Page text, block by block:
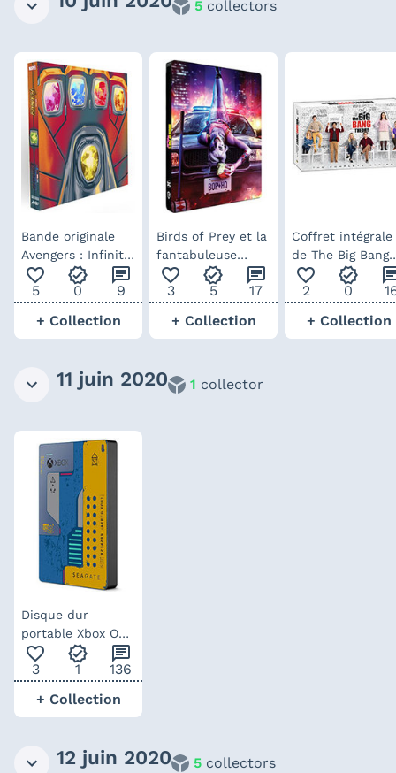
5 collectors
Bande originale
Avengers : Infinity
War + Endgame –
Box Set 6 vinyle
favorite_outline
5
verified
0
chat
9
+ Collection
Birds of Prey et la
fantabuleuse
histoire de Harley
Quinn – steelbook
favorite_outline
3
verified
5
chat
17
+ Collection
Coffret intégrale
de The Big Bang
Theory
favorite_outline
2
verified
0
+ Collection
11 juin 2020 1 collector
Disque dur
portable Xbox One
– édition collector
Cyberpunk 2077
favorite_outline
3
verified
1
chat
136
+ Collection
12 juin 2020 5 collectors